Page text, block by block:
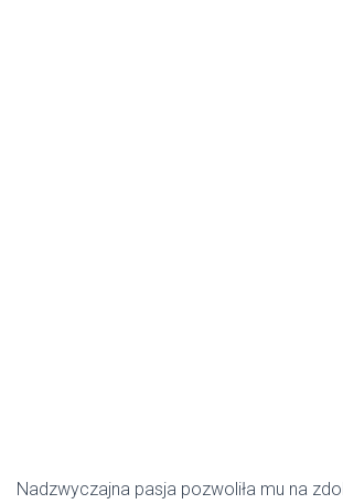
Nadzwyczajna pasja pozwoliła mu na